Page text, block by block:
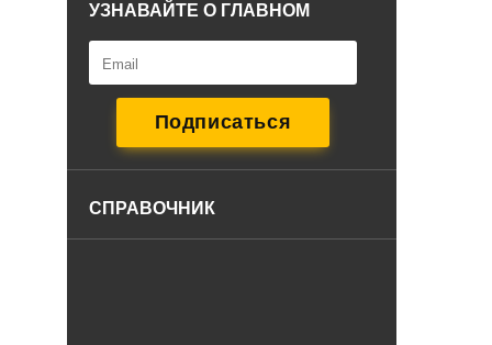
УЗНАВАЙТЕ О ГЛАВНОМ
СПРАВОЧНИК